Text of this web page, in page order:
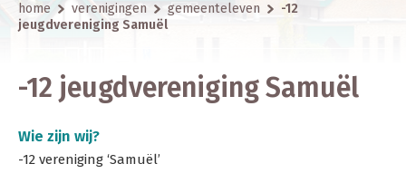
home verenigingen gemeenteleven
-12
jeugdvereniging Samuël
-12 jeugdvereniging Samuël
Wie zijn wij?
-12 vereniging ‘Samuël’